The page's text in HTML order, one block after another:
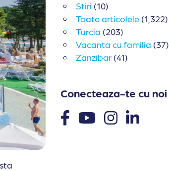
Stiri (10)
Toate articolele (1,322)
Turcia (203)
Vacanta cu familia (37)
Zanzibar (41)
Conecteaza-te cu noi